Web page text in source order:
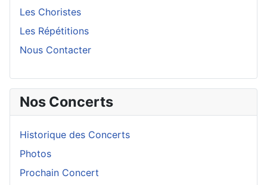
Les Choristes
Les Répétitions
Nous Contacter
Nos Concerts
Historique des Concerts
Photos
Prochain Concert